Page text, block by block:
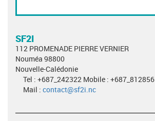
SF2I
112 PROMENADE PIERRE VERNIER
Nouméa 98800
Nouvelle-Calédonie
Tel : +687_242322 Mobile : +687_812856
Mail : contact@sf2i.nc